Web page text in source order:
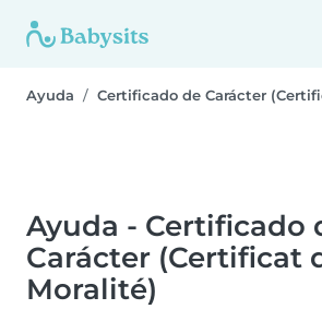
Ayuda Certificado de Carácter
Ayuda - Certificado
Carácter (Certificat
Moralité)